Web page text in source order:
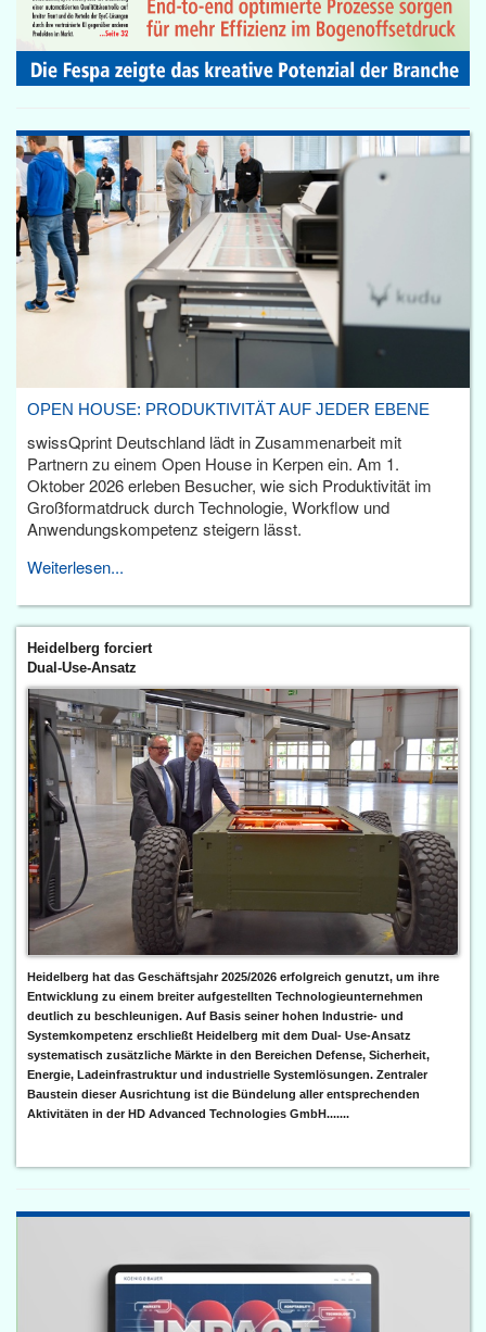
OPEN HOUSE: PRODUKTIVITÄT AUF JEDER EBENE
swissQprint Deutschland lädt in Zusammenarbeit mit
Partnern zu einem Open House in Kerpen ein. Am 1.
Oktober 2026 erleben Besucher, wie sich Produktivität im
Großformatdruck durch Technologie, Workflow und
Anwendungskompetenz steigern lässt.
Weiterlesen...
Heidelberg forciert
Dual-Use-Ansatz
Heidelberg hat das Geschäftsjahr 2025/2026 erfolgreich genutzt, um ihre
Entwicklung zu einem breiter aufgestellten Technologieunternehmen
deutlich zu beschleunigen. Auf Basis seiner hohen Industrie- und
Systemkompetenz erschließt Heidelberg mit dem Dual- Use-Ansatz
systematisch zusätzliche Märkte in den Bereichen Defense, Sicherheit,
Energie, Ladeinfrastruktur und industrielle Systemlösungen. Zentraler
Baustein dieser Ausrichtung ist die Bündelung aller entsprechenden
Aktivitäten in der HD Advanced Technologies GmbH.......